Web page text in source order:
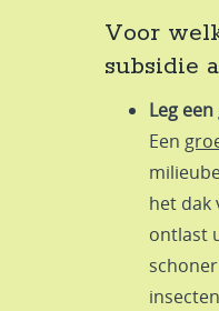
Voor
subsidie
Leg
Een
het dak
ontlast